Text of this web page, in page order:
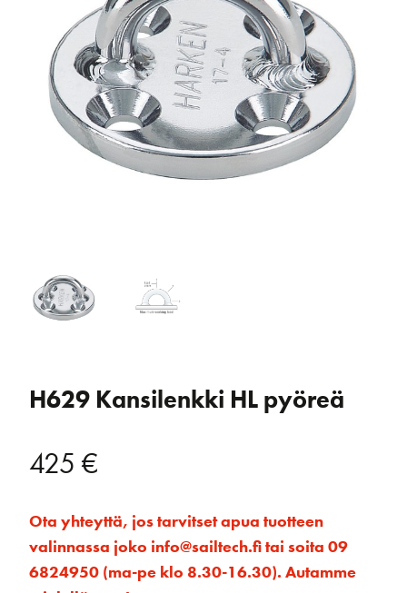
H629 Kansilenkki HL pyöreä
425 €
Ota yhteyttä, jos tarvitset apua tuotteen
valinnassa joko info@sailtech.fi tai soita 09
6824950 (ma-pe klo 8.30-16.30). Autamme